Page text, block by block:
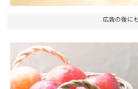
広告の後に